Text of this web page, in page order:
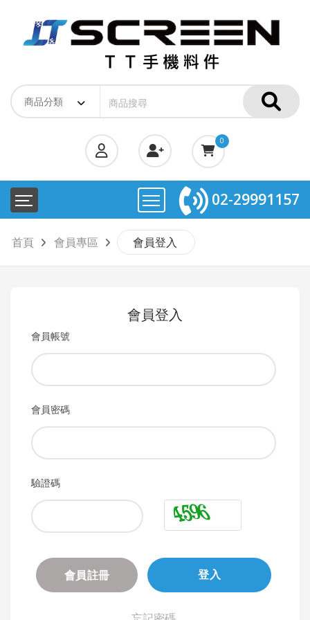
0
02-29991157
首頁 會員專區 會員登入
會員登入
會員帳號
會員密碼
驗證碼
會員註冊 登入